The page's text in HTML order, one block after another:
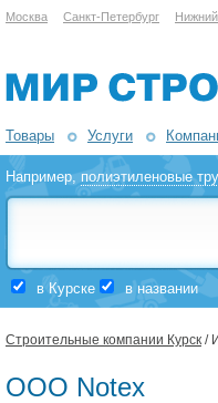
Москва Санкт-Петербург
Товары Услуги
Например,полиэтиленовые
в Курске в названии
Строительные компании Курск /
ООО Notex